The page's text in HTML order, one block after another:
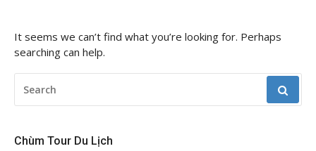
It seems we can’t find what you’re looking for. Perhaps
searching can help.
FOR:
Chùm Tour Du Lịch